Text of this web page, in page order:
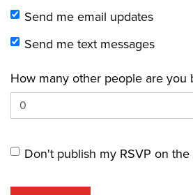
Send me email updates
Send me text messages
How many other people are you
Don't publish my RSVP on